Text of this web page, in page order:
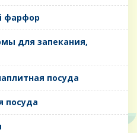
фарфор
для запекания,
посуда
посуда